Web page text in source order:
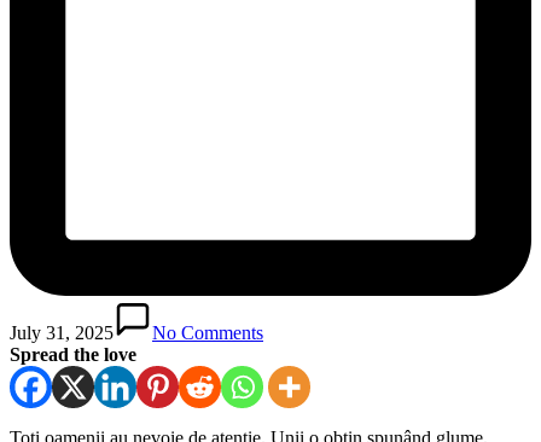
July 31, 2025
No Comments
Spread the love
Toți oamenii au nevoie de atenție. Unii o obțin spunând glume,